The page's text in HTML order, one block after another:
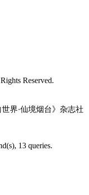
Reserved.
界·仙境烟台》杂志社
13 queries.